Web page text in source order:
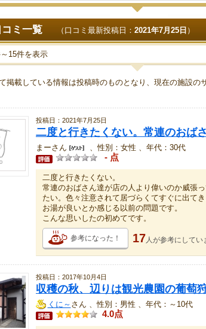
コミ一覧 （口コミ最新投稿日： 2021年7月25日 ）
15件を表示
掲載している情報は投稿時のものとなり、現在の施設の
投稿日：2021年7月25日
二度と行きたくない。常連のおば
まーさん
、性別：女性 、年代：30代
- 点
二度と行きたくない。
常連のおばさん達が店の人より偉いのか威張
たい。色々注意されて居づらくてすぐに出てき
お湯が良いとか感じる以前の問題です。
こんな思いしたの初めてです。
参考になった！ 17 人が参考にしてい
投稿日：2017年10月4日
収穫の秋、辺りは観光農園の葡萄
くに～ さん 、性別：男性 、年代：～10代
4.0点